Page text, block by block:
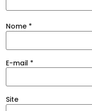
Nome *
E-mail *
Site